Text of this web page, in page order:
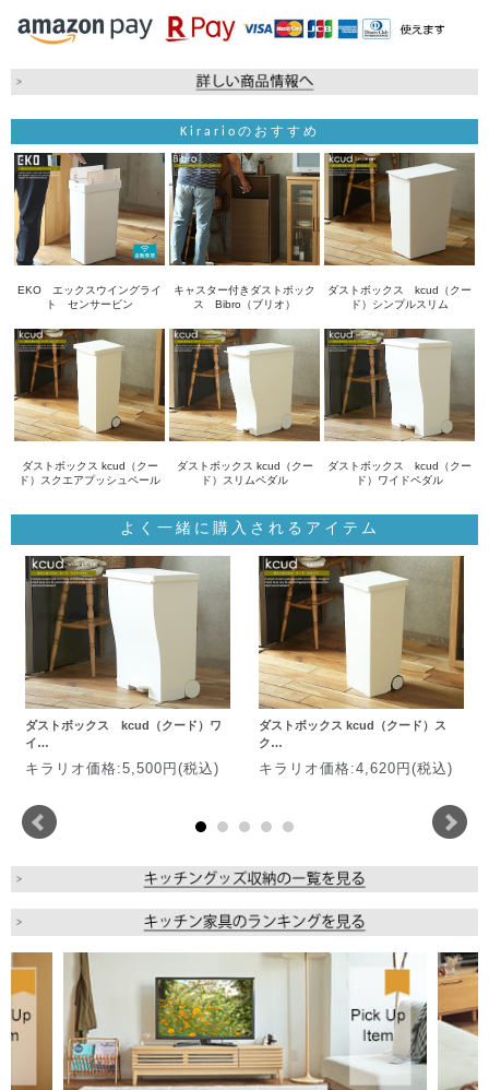
Kirarioのおすすめ
EKO エックスウイングライ
ト センサービン
キャスター付きダストボック
ス Bibro（ブリオ）
ダストボックス kcud（クー
ド）シンプルスリム
ダストボックス kcud（クー
ド）スクエアプッシュペール
ダストボックス kcud（クー
ド）スリムペダル
ダストボックス kcud（クー
ド）ワイドペダル
よく一緒に購入されるアイテム
ダストボックス kcud（クード）ワ
イ…
キラリオ価格:5,500円(税込)
ダストボックス kcud（クード）ス
ク…
キラリオ価格:4,620円(税込)